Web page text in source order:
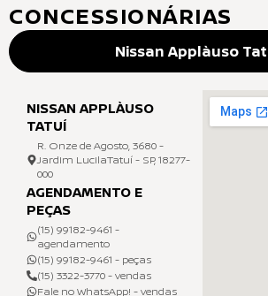
CONCESSIONÁRIAS
Nissan Applàuso
NISSAN APPLÀUSO
TATUÍ
R. Onze de Agosto, 3680 -
Jardim LucilaTatuí - SP, 18277-
000
AGENDAMENTO E
PEÇAS
(15) 99182-9461 -
agendamento
(15) 99182-9461 - peças
(15) 3322-3770 - vendas
Fale no WhatsApp! - vendas